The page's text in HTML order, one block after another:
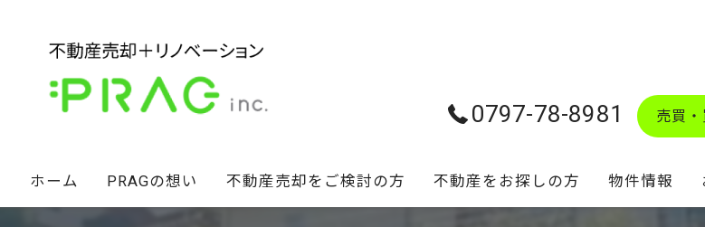
0797-78-8981 売買
ホーム PRAGの想い 不動産売却をご検討の方 不動産をお探しの方 物件情報